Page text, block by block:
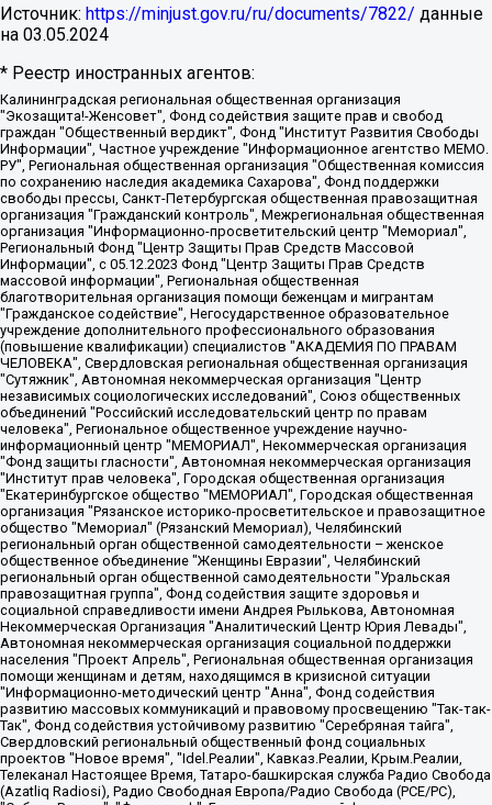
Источник: https://minjust.gov.ru/ru/documents/7822/ данные
на 03.05.2024
* Реестр иностранных агентов:
Калининградская региональная общественная организация "Экозащита!-Женсовет", Фонд содействия защите прав и свобод граждан "Общественный вердикт", Фонд "Институт Развития Свободы Информации", Частное учреждение "Информационное агентство МЕМО. РУ", Региональная общественная организация "Общественная комиссия по сохранению наследия академика Сахарова", Фонд поддержки свободы прессы, Санкт-Петербургская общественная правозащитная организация "Гражданский контроль", Межрегиональная общественная организация "Информационно-просветительский центр "Мемориал", Региональный Фонд "Центр Защиты Прав Средств Массовой Информации", с 05.12.2023 Фонд "Центр Защиты Прав Средств массовой информации", Региональная общественная благотворительная организация помощи беженцам и мигрантам "Гражданское содействие", Негосударственное образовательное учреждение дополнительного профессионального образования (повышение квалификации) специалистов "АКАДЕМИЯ ПО ПРАВАМ ЧЕЛОВЕКА", Свердловская региональная общественная организация "Сутяжник", Автономная некоммерческая организация "Центр независимых социологических исследований", Союз общественных объединений "Российский исследовательский центр по правам человека", Региональное общественное учреждение научно-информационный центр "МЕМОРИАЛ", Некоммерческая организация "Фонд защиты гласности", Автономная некоммерческая организация "Институт прав человека", Городская общественная организация "Екатеринбургское общество "МЕМОРИАЛ", Городская общественная организация "Рязанское историко-просветительское и правозащитное общество "Мемориал" (Рязанский Мемориал), Челябинский региональный орган общественной самодеятельности – женское общественное объединение "Женщины Евразии", Челябинский региональный орган общественной самодеятельности "Уральская правозащитная группа", Фонд содействия защите здоровья и социальной справедливости имени Андрея Рылькова, Автономная Некоммерческая Организация "Аналитический Центр Юрия Левады", Автономная некоммерческая организация социальной поддержки населения "Проект Апрель", Региональная общественная организация помощи женщинам и детям, находящимся в кризисной ситуации "Информационно-методический центр "Анна", Фонд содействия развитию массовых коммуникаций и правовому просвещению "Так-так-Так", Фонд содействия устойчивому развитию "Серебряная тайга", Свердловский региональный общественный фонд социальных проектов "Новое время", "Idel.Реалии", Кавказ.Реалии, Крым.Реалии, Телеканал Настоящее Время, Татаро-башкирская служба Радио Свобода (Azatliq Radiosi), Радио Свободная Европа/Радио Свобода (PCE/PC), "Сибирь.Реалии", "Фактограф", Благотворительный фонд помощи осужденным и их семьям, Автономная некоммерческая организация "Институт глобализации и социальных движений", Фонд "В защиту прав заключенных", Частное учреждение "Центр поддержки и содействия развитию средств массовой информации", Пензенский региональный общественный благотворительный фонд "Гражданский союз", "Север.Реалии", Некоммерческая организация Фонд "Правовая инициатива", Общество с ограниченной ответственностью "Радио Свободная Европа/Радио Свобода", Чешское информационное агентство "MEDIUM-ORIENT", Красноярская региональная общественная организация "Мы против СПИДа", Камалягин Денис Николаевич, Маркелов Сергей Евгеньевич, Пономарев Лев Александрович, Савицкая Людмила Алексеевна, Автономная некоммерческая организация "Центр по работе с проблемой насилия "НАСИЛИЮ.НЕТ", Межрегиональный профессиональный союз работников здравоохранения "Альянс врачей", Юридическое лицо, зарегистрированное в Латвийской Республике, SIA "Medusa Project" (регистрационный номер 40103797863, дата регистрации 10.06.2014), Некоммерческая организация "Фонд по борьбе с коррупцией", Автономная некоммерческая организация "Институт права и публичной политики", Баданин Роман Сергеевич, Гликин Максим Александрович, Железнова Мария Михайловна, Лукьянова Юлия Сергеевна, Маетная Елизавета Витальевна, Маняхин Петр Борисович, Чуракова Ольга Владимировна, Ярош Юлия Петровна, Юридическое лицо "The Insider SIA", зарегистрированное в Риге, Латвийская Республика (дата регистрации 26.06.2015), являющееся администратором доменного имени интернет-издания "The Insider SIA", https://theins.ru, Постернак Алексей Евгеньевич, Рубин Михаил Аркадьевич, Анин Роман Александрович, Юридическое лицо Istories fonds, зарегистрированное в Латвийской Республике (регистрационный номер 50008295751, дата регистрации 24.02.2020), Великовский Дмитрий Александрович, Долинина Ирина Николаевна, Мароховская Алеся Алексеевна, Шлейнов Роман Юрьевич, Шмагун Олеся Валентиновна, Общество с ограниченной ответственностью "Альтаир 2021", Общество с ограниченной ответственностью "Вега 2021", Общество с ограниченной ответственностью "Главный редактор 2021", Общество с ограниченной ответственностью "Ромашки монолит", Важенков Артем Валерьевич, Ивановская областная общественная организация "Центр гендерных исследований", Гурман Юрий Альбертович, Медиапроект "ОВД-Инфо", Егоров Владимир Владимирович, Жилинский Владимир Александрович, Общество с ограниченной ответственностью "ЗП", Иванова София Юрьевна, Карезина Инна Павловна, Кильтау Екатерина Викторовна, Петров Алексей Викторович, Пискунов Сергей Евгеньевич, Смирнов Сергей Сергеевич, Тихонов Михаил Сергеевич, Общество с ограниченной ответственностью "ЖУРНАЛИСТ-ИНОСТРАННЫЙ АГЕНТ", Арапова Галина Юрьевна, Вольтская Татьяна Анатольевна, Американская компания "Mason G.E.S. Anonymous Foundation" (США), являющаяся владельцем интернет-издания https://mnews.world/, Компания "Stichting Bellingcat", зарегистрированная в Нидерландах (дата регистрации 11.07.2018), Захаров Андрей Вячеславович, Клепиковская Екатерина Дмитриевна, Общество с ограниченной ответственностью "МЕМО", Перл Роман Александрович, Симонов Евгений Алексеевич, Соловьева Елена Анатольевна, Сотников Даниил Владимирович, Сурначева Елизавета Дмитриевна, Автономная некоммерческая организация по защите прав человека и информированию населения "Якутия – Наше Мнение", Общество с ограниченной ответственностью "Москоу диджитал медиа", с 26.01.2023 Общество с ограниченной ответственностью "Чайка Белые сады", Ветошкина Валерия Валерьевна, Заговора Максим Александрович, Межрегиональное общественное движение "Российская ЛГБТ - сеть", Оленичев Максим Владимирович, Павлов Иван Юрьевич, Скворцова Елена Сергеевна, Общество с ограниченной ответственностью "Как бы инагент", Кочетков Игорь Викторович, Общество с ограниченной ответственностью "Честные выборы", Еланчик Олег Александрович, Общество с ограниченной ответственностью "Нобелевский призыв", Гималова Регина Эмилевна, Григорьев Андрей Валерьевич, Григорьева Алина Александровна, Ассоциация по содействию защите прав призывников, альтернативнослужащих и военнослужащих "Правозащитная группа "Гражданин.Армия.Право", Хисамова Регина Фаритовна, Автономная некоммерческая организация по реализации социально-правовых программ "Лилит", Дальневосточное общественное движение "Маяк", Санкт-Петербургская ЛГБТ-инициативная группа "Выход", Инициативная группа ЛГБТ+ "Реверс", Алексеев Андрей Викторович, Бекбулатова Таисия Львовна, Беляев Иван Михайлович, Владыкина Елена Сергеевна, Гельман Марат Александрович, Никульшина Вероника Юрьевна, Толоконникова Надежда Андреевна, Шендерович Виктор Анатольевич, Общество с ограниченной ответственностью "Данное сообщение", Общество с ограниченной ответственностью Издательский дом "Новая глава", Айнбиндер Александра Александровна, Московский комьюнити-центр для ЛГБТ+инициатив, Благотворительный фонд развития филантропии, Deutsche Welle (Германия, Kurt-Schumacher-Strasse 3, 53113 Bonn), Борзунова Мария Михайловна, Воробьев Виктор Викторович, Голубева Анна Львовна, Константинова Алла Михайловна, Малкова Ирина Владимировна, Мурадов Мурад Абдулгалимович, Осетинская Елизавета Николаевна, Понасенков Евгений Николаевич, Ганапольский Матвей Юрьевич, Киселев Евгений Алексеевич, Борухович Ирина Григорьевна, Дремин Иван Тимофеевич, Дубровский Дмитрий Викторович, Красноярская региональная общественная организация поддержки и развития альтернативных образовательных технологий и межкультурных коммуникаций "ИНТЕРРА", Маяковская Екатерина Алексеевна, Фейгин Марк Захарович, Филимонов Андрей Викторович, Дзугкоева Регина Николаевна, Доброхотов Роман Александрович, Дудь Юрий Александрович, Елкин Сергей Владимирович, Кругликов Кирилл Игоревич, Сабунаева Мария Леонидовна, Семенов Алексей Владимирович, Шаинян Карен Багратович, Шульман Екатерина Михайловна, Асафьев Артур Валерьевич, Вахштайн Виктор Семенович, Венедиктов Алексей Алексеевич, Лушникова Екатерина Евгеньевна, Волков Леонид Михайлович, Невзоров Александр Глебович, Пархоменко Сергей Борисович, Сироткин Ярослав Николаевич, Кара-Мурза Владимир Владимирович, Баранова Наталья Владимировна, Гозман Леонид Яковлевич, Кагарлицкий Борис Юльевич, Климарев Михаил Валерьевич, Милов Владимир Станиславович, Автономная некоммерческая организация Краснодарский центр современного искусства "Типография", Моргенштерн Алишер Тагирович, Соболь Любовь Эдуардовна, Общество с ограниченной ответственностью "ЛИЗА НОРМ", Каспаров Гарри Кимович, Ходорковский Михаил Борисович, Общество с ограниченной ответственностью "Апрельские тезисы", Данилович Ирина Брониславовна, Кашин Олег Владимирович, Петров Николай Владимирович, Пивоваров Алексей Владимирович, Соколов Михаил Владимирович, Цветкова Юлия Владимировна, Чичваркин Евгений Александрович, Комитет против пыток/Команда против пыток, Общество с ограниченной ответственностью "Первый научный", Общество с ограниченной ответственностью "Вертолет и ко", Белоцерковская Вероника Борисовна, Кац Максим Евгеньевич, Лазарева Татьяна Юрьевна, Шаведдинов Руслан Табризович, Яшин Илья Валерьевич, Общество с ограниченной ответственностью "Иноагент ААВ", Алешковский Дмитрий Петрович, Альбац Евгения Марковна, Быков Дмитрий Львович, Галямина Юлия Евгеньевна, Лойко Сергей Леонидович, Мартынов Кирилл Константинович, Медведев Сергей Александрович, Крашенинников Федор Геннадиевич, Гордеева Катерина Вл